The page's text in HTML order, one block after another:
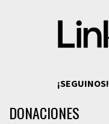
¡SEGUINOS!
DONACIONES